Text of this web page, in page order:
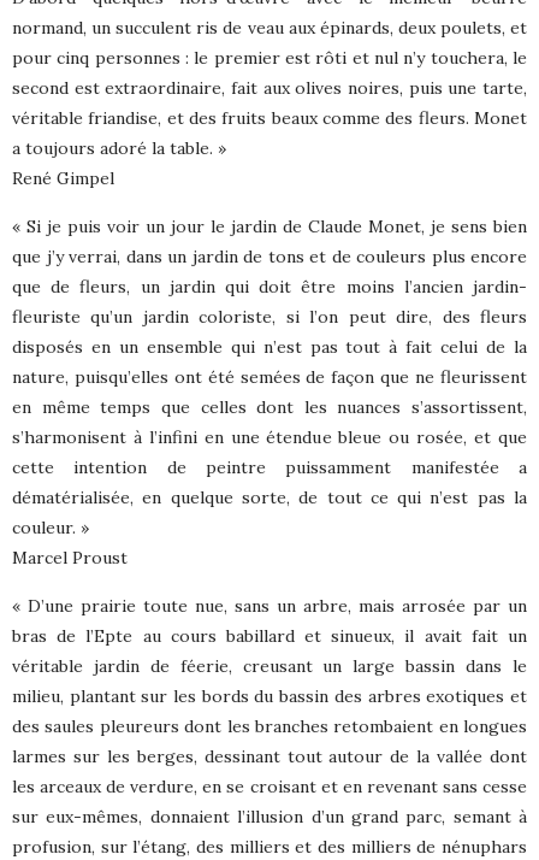
normand, un succulent ris de veau aux épinards, deux poulets, et
pour cinq personnes : le premier est rôti et nul n’y touchera, le
second est extraordinaire, fait aux olives noires, puis une tarte,
véritable friandise, et des fruits beaux comme des fleurs. Monet
a toujours adoré la table. »
René Gimpel
« Si je puis voir un jour le jardin de Claude Monet, je sens bien
que j’y verrai, dans un jardin de tons et de couleurs plus encore
que de fleurs, un jardin qui doit être moins l’ancien jardin-
fleuriste qu’un jardin coloriste, si l’on peut dire, des fleurs
disposés en un ensemble qui n’est pas tout à fait celui de la
nature, puisqu’elles ont été semées de façon que ne fleurissent
en même temps que celles dont les nuances s’assortissent,
s’harmonisent à l’infini en une étendue bleue ou rosée, et que
cette intention de peintre puissamment manifestée a
dématérialisée, en quelque sorte, de tout ce qui n’est pas la
couleur. »
Marcel Proust
« D’une prairie toute nue, sans un arbre, mais arrosée par un
bras de l’Epte au cours babillard et sinueux, il avait fait un
véritable jardin de féerie, creusant un large bassin dans le
milieu, plantant sur les bords du bassin des arbres exotiques et
des saules pleureurs dont les branches retombaient en longues
larmes sur les berges, dessinant tout autour de la vallée dont
les arceaux de verdure, en se croisant et en revenant sans cesse
sur eux-mêmes, donnaient l’illusion d’un grand parc, semant à
profusion, sur l’étang, des milliers et des milliers de nénuphars